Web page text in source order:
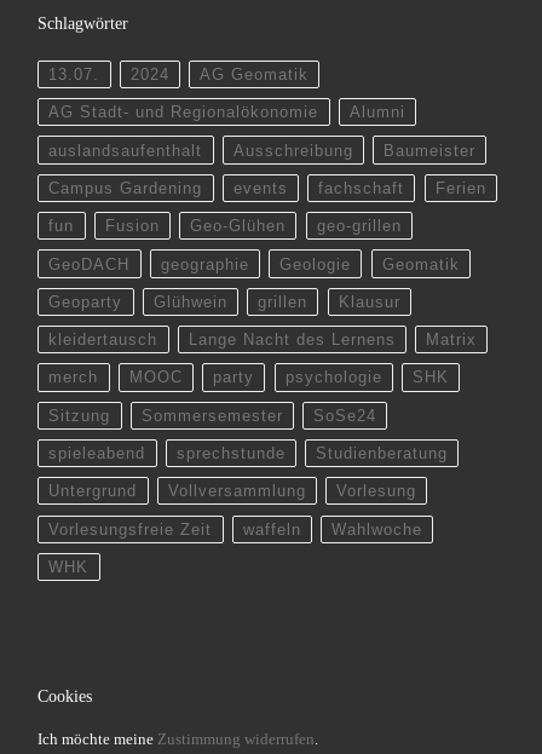
Schlagwörter
13.07. 2024 AG Geomatik
AG Stadt- und Regionalökonomie Alumni
auslandsaufenthalt Ausschreibung Baumeister
Campus Gardening events fachschaft Ferien
fun Fusion Geo-Glühen geo-grillen
GeoDACH geographie Geologie Geomatik
Geoparty Glühwein grillen Klausur
kleidertausch Lange Nacht des Lernens Matrix
merch MOOC party psychologie SHK
Sitzung Sommersemester SoSe24
spieleabend sprechstunde Studienberatung
Untergrund Vollversammlung Vorlesung
Vorlesungsfreie Zeit waffeln Wahlwoche
WHK
Cookies
Ich möchte meine Zustimmung widerrufen.